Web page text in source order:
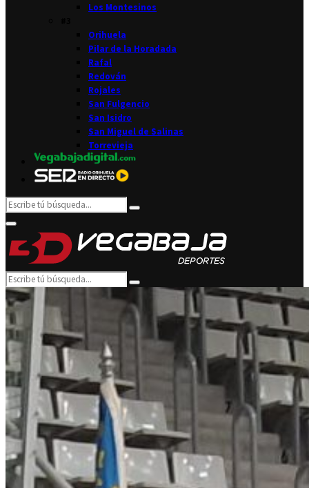
Los Montesinos
Orihuela
Pilar de la Horadada
Rafal
Redován
Rojales
San Fulgencio
San Isidro
San Miguel de Salinas
Torrevieja
Search
for:
Search
Primary
Menu
Search
for:
Search